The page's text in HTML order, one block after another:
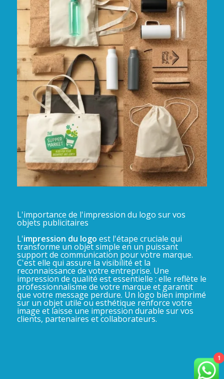
L'importance de l'impression du logo sur vos
objets publicitaires
L'impression du logo est l'étape cruciale qui
transforme un objet simple en un puissant
support de communication pour votre marque.
C'est elle qui assure la visibilité et la
reconnaissance de votre entreprise. Une
impression de qualité est essentielle : elle reflète le
professionnalisme de votre marque et garantit
que votre message perdure. Un logo bien imprimé
sur un objet utile ou esthétique renforce votre
image et laisse une impression durable sur vos
clients, partenaires et collaborateurs.
1